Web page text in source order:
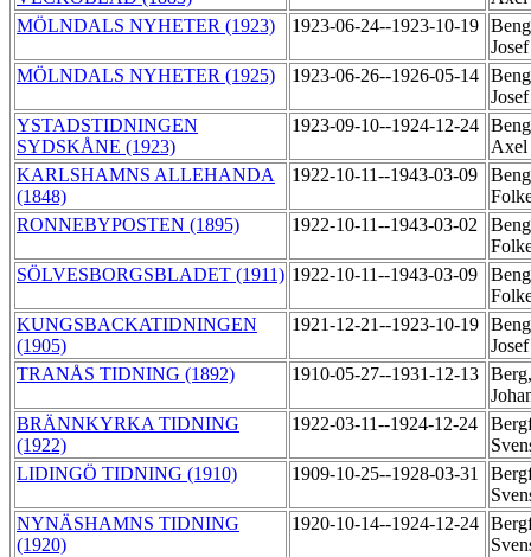
MÖLNDALS NYHETER (1923)
1923-06-24--1923-10-19
MÖLNDALS NYHETER (1925)
1923-06-26--1926-05-14
YSTADSTIDNINGEN
SYDSKÅNE (1923)
1923-09-10--1924-12-24
KARLSHAMNS ALLEHANDA
(1848)
1922-10-11--1943-03-09
RONNEBYPOSTEN (1895)
1922-10-11--1943-03-02
SÖLVESBORGSBLADET (1911) 1922-10-11--1943-03-09
KUNGSBACKATIDNINGEN
(1905)
1921-12-21--1923-10-19
TRANÅS TIDNING (1892)
1910-05-27--1931-12-13
BRÄNNKYRKA TIDNING
(1922)
1922-03-11--1924-12-24
LIDINGÖ TIDNING (1910)
1909-10-25--1928-03-31
NYNÄSHAMNS TIDNING
(1920)
1920-10-14--1924-12-24